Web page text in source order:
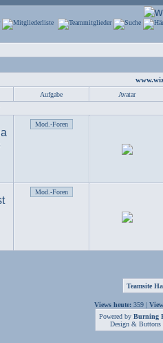
Aufgabe
Avatar
Teamsite
Views heute: 359 |
Powered by Burning
Design & Buttons